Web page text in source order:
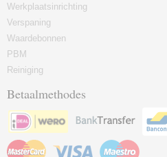
Werkplaatsinrichting
Verspaning
Waardebonnen
PBM
Reiniging
Betaalmethodes